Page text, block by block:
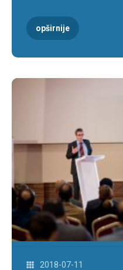
opširnije
2018-07-11